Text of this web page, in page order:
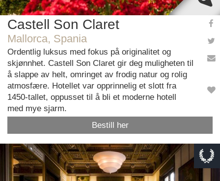
Castell Son Claret
Mallorca, Spania
Ordentlig luksus med fokus på originalitet og
skjønnhet. Castell Son Claret gir deg muligheten til
å slappe av helt, omringet av frodig natur og rolig
atmosfære. Hotellet var opprinnelig et slott fra
1450-tallet, oppusset til å bli et moderne hotell
med mye sjarm.
Bestill her
This page can't load Google Maps correctly.